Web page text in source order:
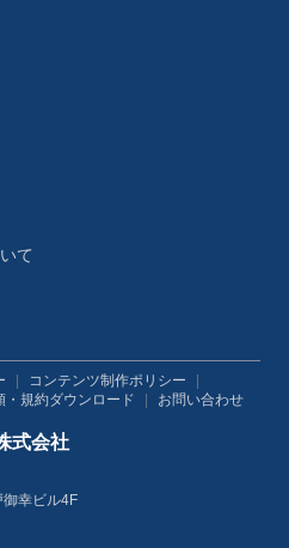
て
コンテンツ制作ポリシー
・規約ダウンロード お問い合わせ
式会社
幸ビル4F